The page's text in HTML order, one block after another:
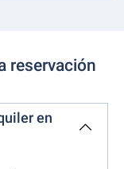
reservación
en